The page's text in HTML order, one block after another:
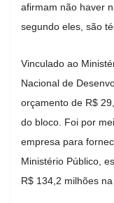
afirmam não haver
segundo eles, são
Vinculado ao
Nacional de
orçamento de R$
do bloco. Foi por
empresa para
Ministério Público,
R$ 134,2 milhões na